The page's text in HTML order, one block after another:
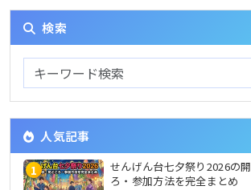
検索
人気記事
1
せんげん台七夕祭り2026の
ろ・参加方法を完全まとめ